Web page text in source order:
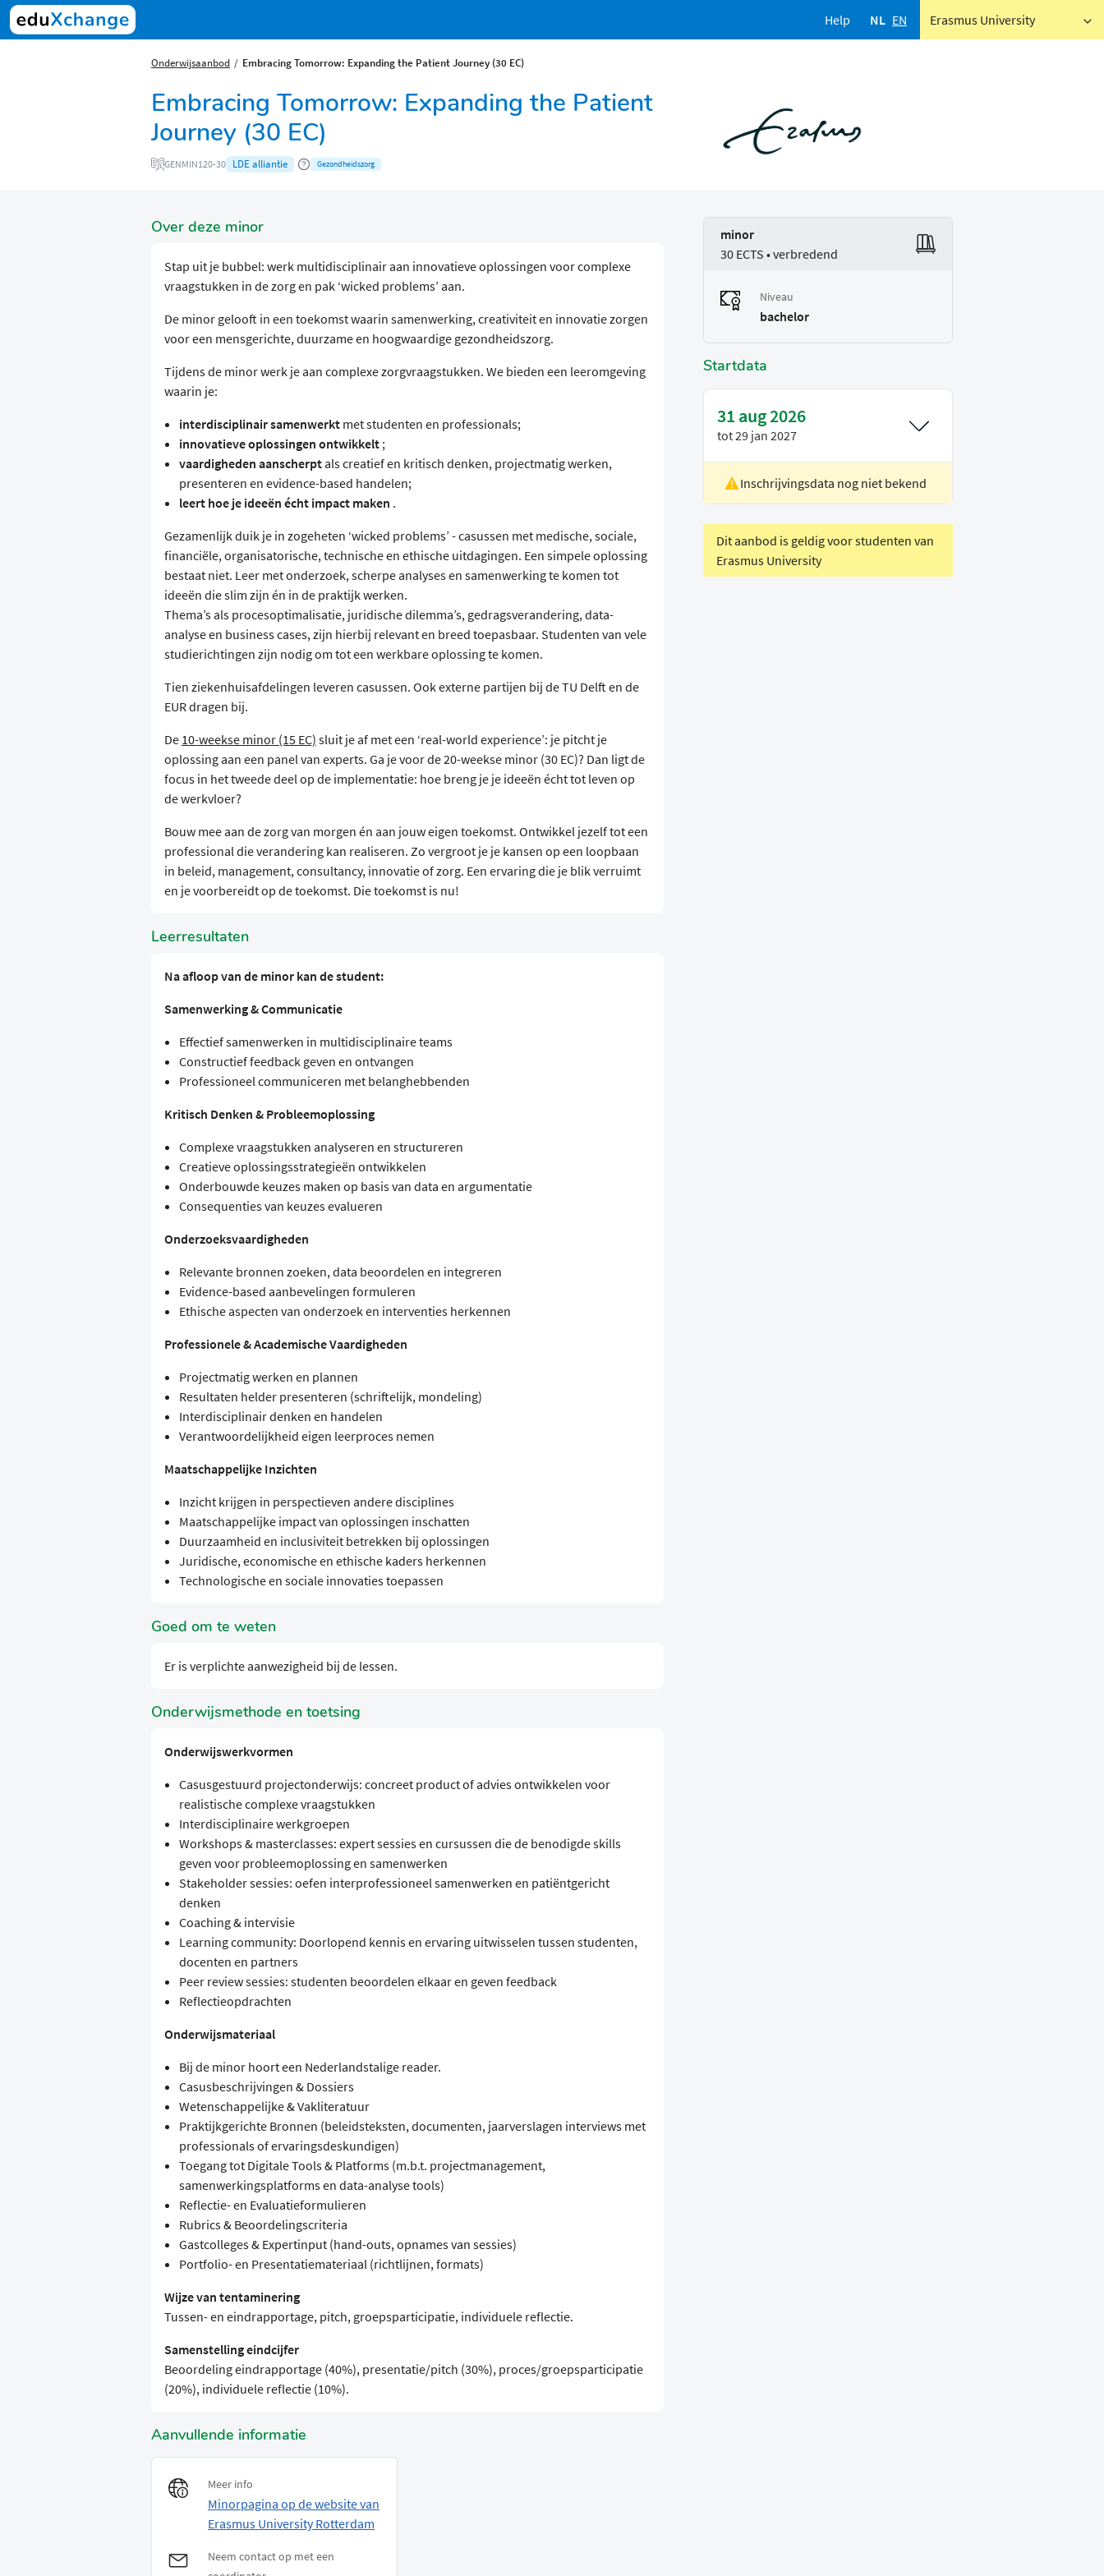
Help NL EN Erasmus University
Onderwijsaanbod Embracing Tomorrow: Expanding the Patient Journey (30 EC)
Embracing Tomorrow: Expanding the Patient
Journey (30 EC)
GENMIN120-30 LDE alliantie Gezondheidszorg
Over deze minor
Stap uit je bubbel: werk multidisciplinair aan innovatieve oplossingen voor complexe
vraagstukken in de zorg en pak ‘wicked problems’ aan.
De minor gelooft in een toekomst waarin samenwerking, creativiteit en innovatie zorgen
voor een mensgerichte, duurzame en hoogwaardige gezondheidszorg.
Tijdens de minor werk je aan complexe zorgvraagstukken. We bieden een leeromgeving
waarin je:
interdisciplinair samenwerktmet studenten en professionals;
innovatieve oplossingen ontwikkelt;
vaardigheden aanscherptals creatief en kritisch denken, projectmatig werken,
presenteren en evidence-based handelen;
leert hoe je ideeën écht impact maken .
Gezamenlijk duik je in zogeheten ‘wicked problems’ - casussen met medische, sociale,
financiële, organisatorische, technische en ethische uitdagingen. Een simpele oplossing
bestaat niet. Leer met onderzoek, scherpe analyses en samenwerking te komen tot
ideeën die slim zijn én in de praktijk werken.
Thema’s als procesoptimalisatie, juridische dilemma’s, gedragsverandering, data-
analyse en business cases, zijn hierbij relevant en breed toepasbaar. Studenten van vele
studierichtingen zijn nodig om tot een werkbare oplossing te komen.
Tien ziekenhuisafdelingen leveren casussen. Ook externe partijen bij de TU Delft en de
EUR dragen bij.
De 10-weekse minor (15 EC) sluit je af met een ‘real-world experience’: je pitcht je
oplossing aan een panel van experts. Ga je voor de 20-weekse minor (30 EC)? Dan ligt de
focus in het tweede deel op de implementatie: hoe breng je je ideeën écht tot leven op
de werkvloer?
Bouw mee aan de zorg van morgen én aan jouw eigen toekomst. Ontwikkel jezelf tot een
professional die verandering kan realiseren. Zo vergroot je je kansen op een loopbaan
in beleid, management, consultancy, innovatie of zorg. Een ervaring die je blik verruimt
en je voorbereidt op de toekomst. Die toekomst is nu!
Leerresultaten
Na afloop van de minor kan de student:
Samenwerking & Communicatie
Effectief samenwerken in multidisciplinaire teams
Constructief feedback geven en ontvangen
Professioneel communiceren met belanghebbenden
Kritisch Denken & Probleemoplossing
Complexe vraagstukken analyseren en structureren
Creatieve oplossingsstrategieën ontwikkelen
Onderbouwde keuzes maken op basis van data en argumentatie
Consequenties van keuzes evalueren
Onderzoeksvaardigheden
Relevante bronnen zoeken, data beoordelen en integreren
Evidence-based aanbevelingen formuleren
Ethische aspecten van onderzoek en interventies herkennen
Professionele & Academische Vaardigheden
Projectmatig werken en plannen
Resultaten helder presenteren (schriftelijk, mondeling)
Interdisciplinair denken en handelen
Verantwoordelijkheid eigen leerproces nemen
Maatschappelijke Inzichten
Inzicht krijgen in perspectieven andere disciplines
Maatschappelijke impact van oplossingen inschatten
Duurzaamheid en inclusiviteit betrekken bij oplossingen
Juridische, economische en ethische kaders herkennen
Technologische en sociale innovaties toepassen
Goed om te weten
Er is verplichte aanwezigheid bij de lessen.
Onderwijsmethode en toetsing
Onderwijswerkvormen
Casusgestuurd projectonderwijs: concreet product of advies ontwikkelen voor
realistische complexe vraagstukken
Interdisciplinaire werkgroepen
Workshops & masterclasses: expert sessies en cursussen die de benodigde skills
geven voor probleemoplossing en samenwerken
Stakeholder sessies: oefen interprofessioneel samenwerken en patiëntgericht
denken
Coaching & intervisie
Learning community: Doorlopend kennis en ervaring uitwisselen tussen studenten,
docenten en partners
Peer review sessies: studenten beoordelen elkaar en geven feedback
Reflectieopdrachten
Onderwijsmateriaal
Bij de minor hoort een Nederlandstalige reader.
Casusbeschrijvingen & Dossiers
Wetenschappelijke & Vakliteratuur
Praktijkgerichte Bronnen (beleidsteksten, documenten, jaarverslagen interviews met
professionals of ervaringsdeskundigen)
Toegang tot Digitale Tools & Platforms (m.b.t. projectmanagement,
samenwerkingsplatforms en data-analyse tools)
Reflectie- en Evaluatieformulieren
Rubrics & Beoordelingscriteria
Gastcolleges & Expertinput (hand-outs, opnames van sessies)
Portfolio- en Presentatiemateriaal (richtlijnen, formats)
Wijze van tentaminering
Tussen- en eindrapportage, pitch, groepsparticipatie, individuele reflectie.
Samenstelling eindcijfer
Beoordeling eindrapportage (40%), presentatie/pitch (30%), proces/groepsparticipatie
(20%), individuele reflectie (10%).
Aanvullende informatie
Meer info
Minorpagina op de website van
Erasmus University Rotterdam
Neem contact op met een
minor
30 ECTS • verbredend
Niveau
bachelor
Startdata
31 aug 2026
tot29 jan 2027
Locatie
Rotterdam
Inschrijvingsdata nog niet bekend
Dit aanbod is geldig voor studenten van
Erasmus University